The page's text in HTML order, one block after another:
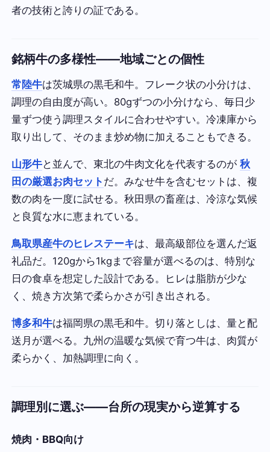
者の技術と誇りの証である。
銘柄牛の多様性——地域ごとの個性
常陸牛は茨城県の黒毛和牛。フレーク状の小分けは、
調理の自由度が高い。80gずつの小分けなら、毎日少
量ずつ使う調理スタイルに合わせやすい。冷凍庫から
取り出して、そのまま炒め物に加えることもできる。
山形牛と並んで、東北の牛肉文化を代表するのが秋
田の厳選お肉セット だ。みなせ牛を含むセットは、複
数の肉を一度に試せる。秋田県の畜産は、冷涼な気候
と良質な水に恵まれている。
鳥取県産牛のヒレステーキは、最高級部位を選んだ返
礼品だ。120gから1kgまで容量が選べるのは、特別な
日の食卓を想定した設計である。ヒレは脂肪が少な
く、焼き方次第で柔らかさが引き出される。
博多和牛は福岡県の黒毛和牛。切り落としは、量と配
送月が選べる。九州の温暖な気候で育つ牛は、肉質が
柔らかく、加熱調理に向く。
調理別に選ぶ——台所の現実から逆算する
焼肉・BBQ向け